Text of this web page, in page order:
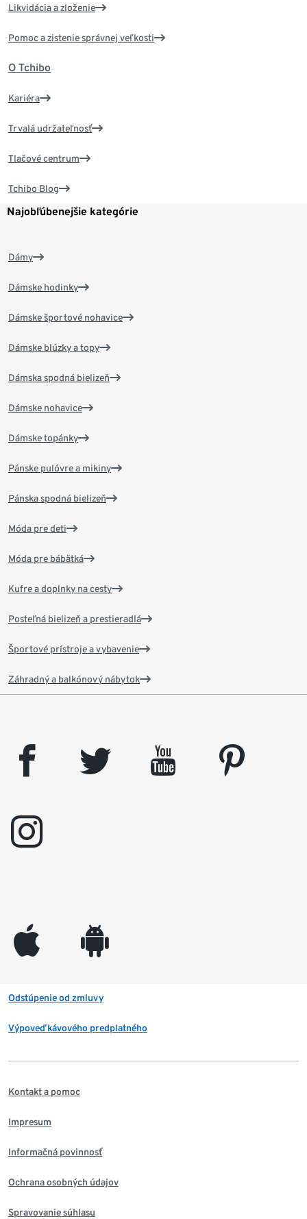
Likvidácia a zloženie
Pomoc a zistenie správnej veľkosti
O Tchibo
Kariéra
Trvalá udržateľnosť
Tlačové centrum
Tchibo Blog
Najobľúbenejšie kategórie
Dámy
Dámske hodinky
Dámske športové nohavice
Dámske blúzky a topy
Dámska spodná bielizeň
Dámske nohavice
Dámske topánky
Pánske pulóvre a mikiny
Pánska spodná bielizeň
Móda pre deti
Móda pre bábätká
Kufre a doplnky na cesty
Posteľná bielizeň a prestieradlá
Športové prístroje a vybavenie
Záhradný a balkónový nábytok
facebook twitter youtube
pinterest
instagram
appleinc android
Odstúpenie od zmluvy
Výpoveď kávového predplatného
Kontakt a pomoc
Impresum
Informačná povinnosť
Ochrana osobných údajov
Spravovanie súhlasu